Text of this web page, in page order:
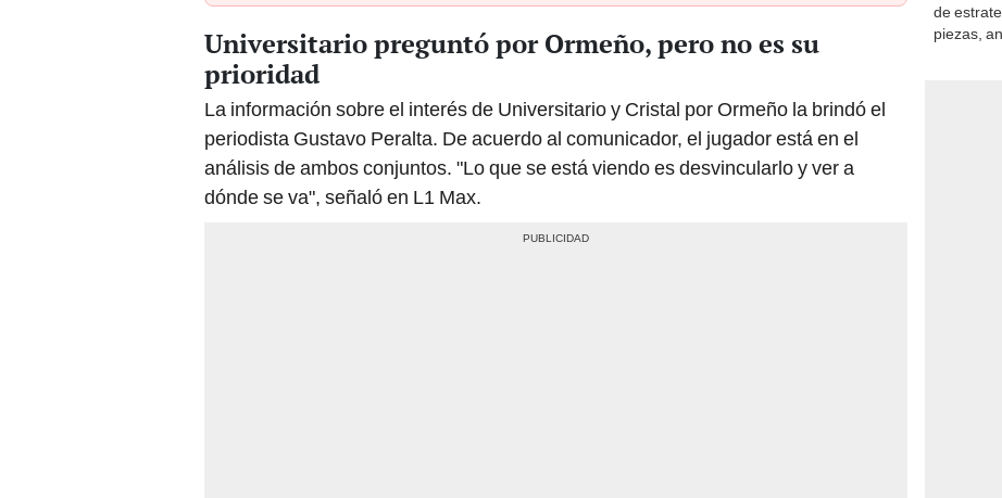
Universitario preguntó por Ormeño, pero no es su
prioridad
La información sobre el interés de Universitario y Cristal por Ormeño la brindó el
periodista Gustavo Peralta. De acuerdo al comunicador, el jugador está en el
análisis de ambos conjuntos. "Lo que se está viendo es desvincularlo y ver a
dónde se va", señaló en L1 Max.
de
piezas,